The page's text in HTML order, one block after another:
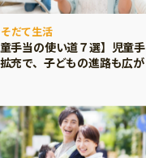
だて生活
童手当の使い道７選】児童手
充で、子どもの進路も広が